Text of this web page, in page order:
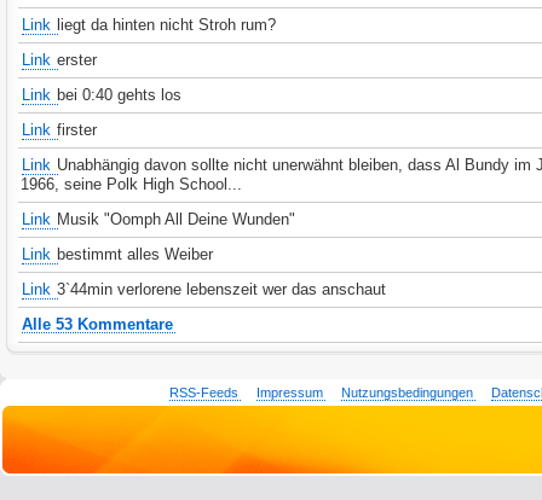
Link liegt da hinten nicht Stroh rum?
Link erster
Link bei 0:40 gehts los
Link firster
Link Unabhängig davon sollte nicht unerwähnt bleiben, dass Al Bundy im
1966, seine Polk High School...
Link Musik "Oomph All Deine Wunden"
Link bestimmt alles Weiber
Link 3`44min verlorene lebenszeit wer das anschaut
Alle 53 Kommentare
RSS-Feeds Impressum Nutzungsbedingungen